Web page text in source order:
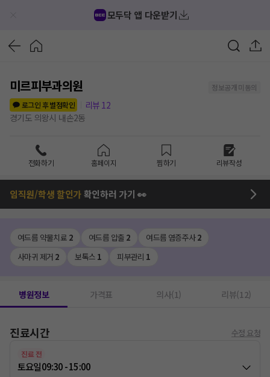
모두닥 앱 다운받기
미르피부과의원
정보공개 미동의
로그인 후 별점확인
리뷰 12
경기도 의왕시 내손2동
전화하기 홈페이지 찜하기 리뷰작성
임직원/학생 할인가확인하러 가기 👀
여드름 약물치료 2 여드름 압출 2 여드름 염증주사2
사마귀 제거 2 보톡스 1 피부관리 1
병원정보 가격표 의사(1) 리뷰(12)
진료시간 수정 요청
진료 전
토요일09:30 - 15:00